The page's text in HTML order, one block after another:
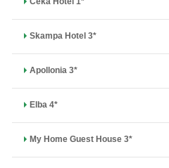
Skampa Hotel 3*
Apollonia 3*
Elba 4*
My Home Guest House 3*